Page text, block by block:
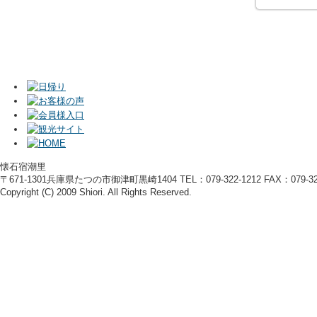
懐石宿潮里
〒671-1301兵庫県たつの市御津町黒崎1404 TEL：079-322-1212 FAX：079-
Copyright (C) 2009 Shiori. All Rights Reserved.